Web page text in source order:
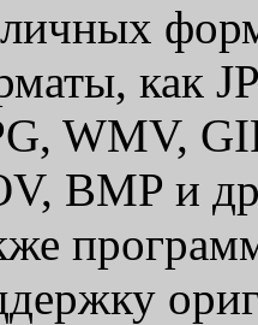
как
WMV,
BMP и